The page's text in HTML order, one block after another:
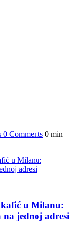
0 Comments 0 min
u Milanu:
jednoj adresi